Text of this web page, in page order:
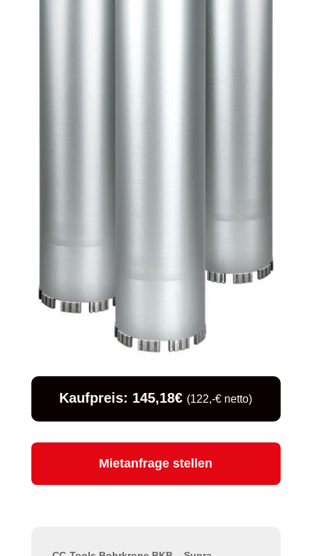
Kaufpreis: 145,18€ (122,-€ netto)
Mietanfrage stellen